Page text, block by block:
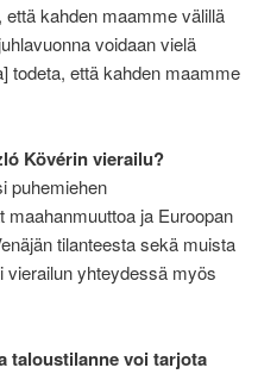
kahden maamme välillä
voidaan vielä
todeta, että kahden maamme
Kövérin vierailu?
puhemiehen
ja Euroopan
tilanteesta sekä muista
yhteydessä myös
taloustilanne voi tarjota